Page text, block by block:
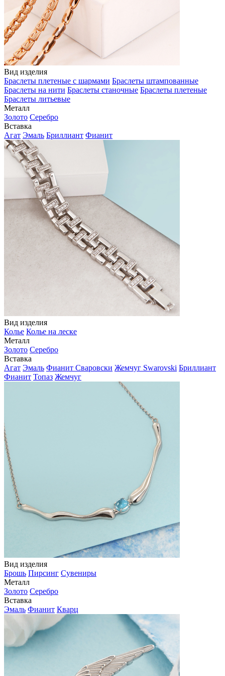
Вид изделия
Браслеты плетеные с шармами Браслеты штампованные
Браслеты на нити Браслеты станочные Браслеты плетеные
Браслеты литьевые
Металл
Золото Серебро
Вставка
Агат Эмаль Бриллиант Фианит
Вид изделия
Колье Колье на леске
Металл
Золото Серебро
Вставка
Агат Эмаль Фианит Сваровски Жемчуг Swarovski Бриллиант
Фианит Топаз Жемчуг
Вид изделия
Брошь Пирсинг Сувениры
Металл
Золото Серебро
Вставка
Эмаль Фианит Кварц